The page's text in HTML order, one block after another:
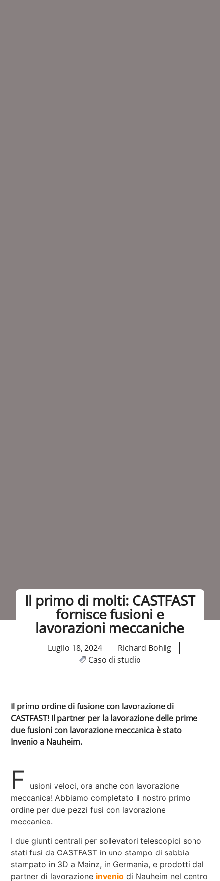
Il primo di molti: CASTFAST
fornisce fusioni e
lavorazioni meccaniche
Luglio 18, 2024
Richard Bohlig
Caso di studio
Il primo ordine di fusione con lavorazione di
CASTFAST! Il partner per la lavorazione delle prime
due fusioni con lavorazione meccanica è stato
Invenio a Nauheim.
F
usioni veloci, ora anche con lavorazione
meccanica! Abbiamo completato il nostro primo
ordine per due pezzi fusi con lavorazione
meccanica.
I due giunti centrali per sollevatori telescopici sono
stati fusi da CASTFAST in uno stampo di sabbia
stampato in 3D a Mainz, in Germania, e prodotti dal
partner di lavorazione invenio di Nauheim nel centro